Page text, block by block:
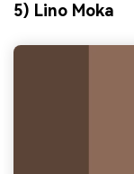
5) Lino Moka